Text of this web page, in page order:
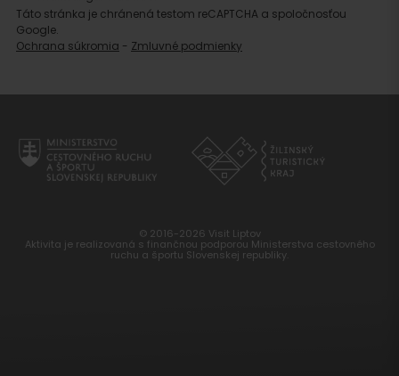
Táto stránka je chránená testom reCAPTCHA a spoločnosťou
Google.
Ochrana súkromia - Zmluvné podmienky
© 2016-2026 Visit Liptov
Aktivita je realizovaná s finančnou podporou Ministerstva cestovného
ruchu a športu Slovenskej republiky.